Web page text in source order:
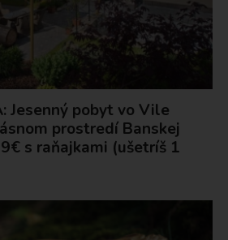
Jesenný pobyt vo Vile
prostredí Banskej
s raňajkami (ušetríš 1